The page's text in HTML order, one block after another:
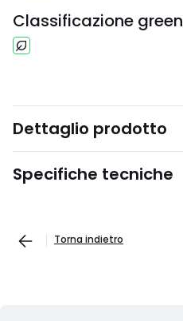
Classificazione green
Dettaglio prodotto
Specifiche tecniche
Torna indietro